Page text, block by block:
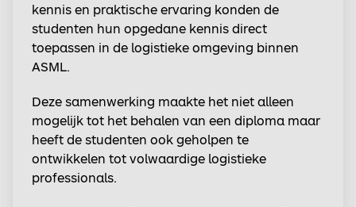
kennis en praktische ervaring konden de
studenten hun opgedane kennis direct
toepassen in de logistieke omgeving binnen
ASML.
Deze samenwerking maakte het niet alleen
mogelijk tot het behalen van een diploma maar
heeft de studenten ook geholpen te
ontwikkelen tot volwaardige logistieke
professionals.